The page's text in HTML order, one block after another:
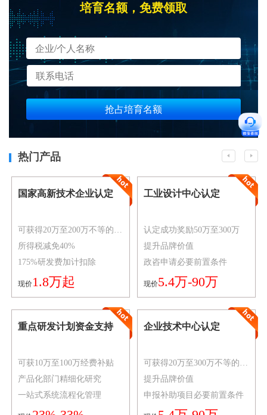
培育名额，免费领取
抢占培育名额
热门产品
国家高新技术企业认定
所得税减免40%
175%研发费加计扣除
现价1.8万起
工业设计中心认定
认定成功奖励50万至300万
提升品牌价值
政咨申请必要前置条件
现价5.4万-90万
重点研发计划资金支持
可获10万至100万经费补贴
产品化部门精细化研究
一站式系统流程化管理
企业技术中心认定
提升品牌价值
申报补助项目必要前置条件